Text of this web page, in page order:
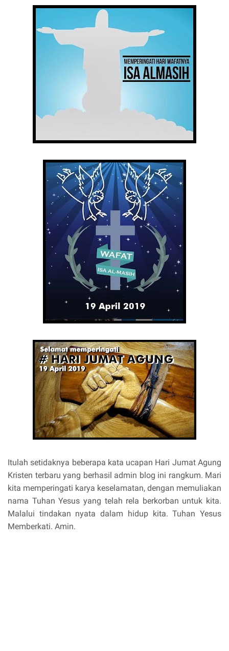
Itulah setidaknya beberapa kata ucapan Hari Jumat Agung
Kristen terbaru yang berhasil admin blog ini rangkum. Mari
kita memperingati karya keselamatan, dengan memuliakan
nama Tuhan Yesus yang telah rela berkorban untuk kita.
Malalui tindakan nyata dalam hidup kita. Tuhan Yesus
Memberkati. Amin.